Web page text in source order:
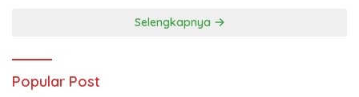
Selengkapnya
Popular Post